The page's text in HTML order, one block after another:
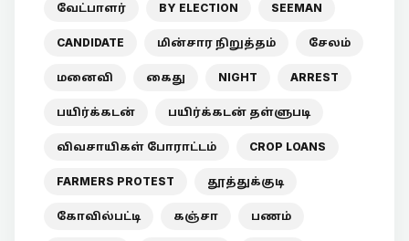
வேட்பாளர் BY ELECTION SEEMAN
CANDIDATE மின்சார நிறுத்தம் சேலம்
மனைவி கைது NIGHT ARREST
பயிர்க்கடன் பயிர்க்கடன் தள்ளுபடி
விவசாயிகள் போராட்டம் CROP LOANS
FARMERS PROTEST தூத்துக்குடி
கோவில்பட்டி கஞ்சா பணம்